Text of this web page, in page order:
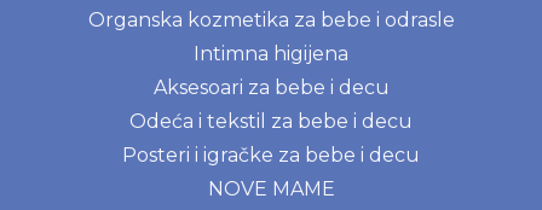
Organska kozmetika za bebe i odrasle
Intimna higijena
Aksesoari za bebe i decu
Odeća i tekstil za bebe i decu
Posteri i igračke za bebe i decu
NOVE MAME